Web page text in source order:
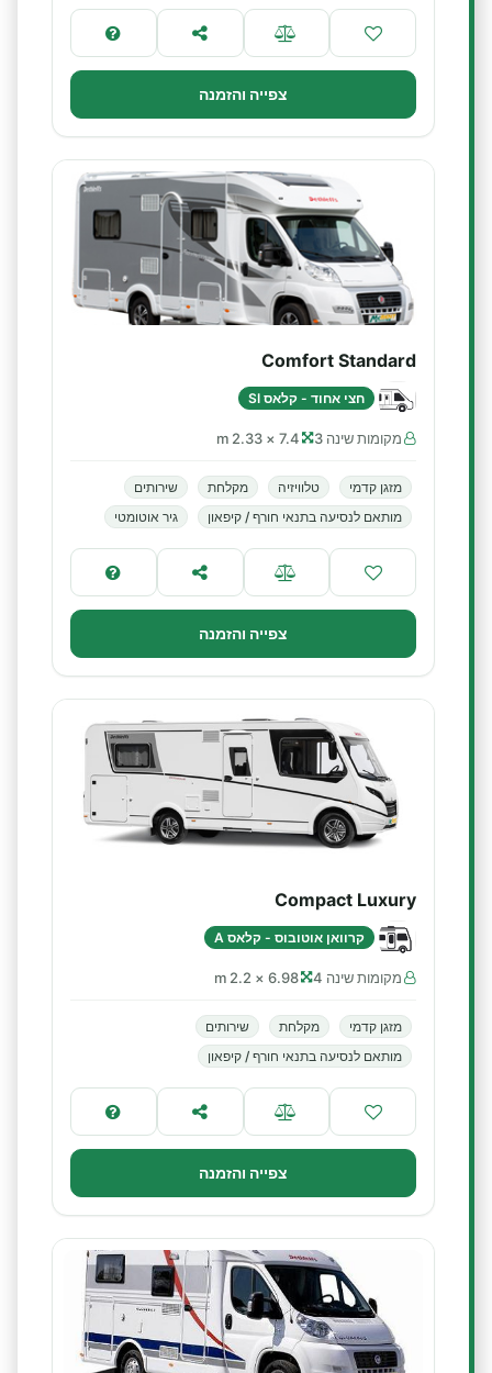
צפייה והזמנה
Comfort Standard
חצי אחוד - קלאס SI
מקומות שינה 3 7.4 × 2.33 m
מזגן קדמי טלוויזיה מקלחת
שירותים
מותאם לנסיעה בתנאי חורף / קיפאון
גיר אוטומטי
צפייה והזמנה
Compact Luxury
קרוואן אוטובוס - קלאס A
מקומות שינה 4 6.98 × 2.2 m
מזגן קדמי מקלחת
שירותים
מותאם לנסיעה בתנאי חורף / קיפאון
צפייה והזמנה